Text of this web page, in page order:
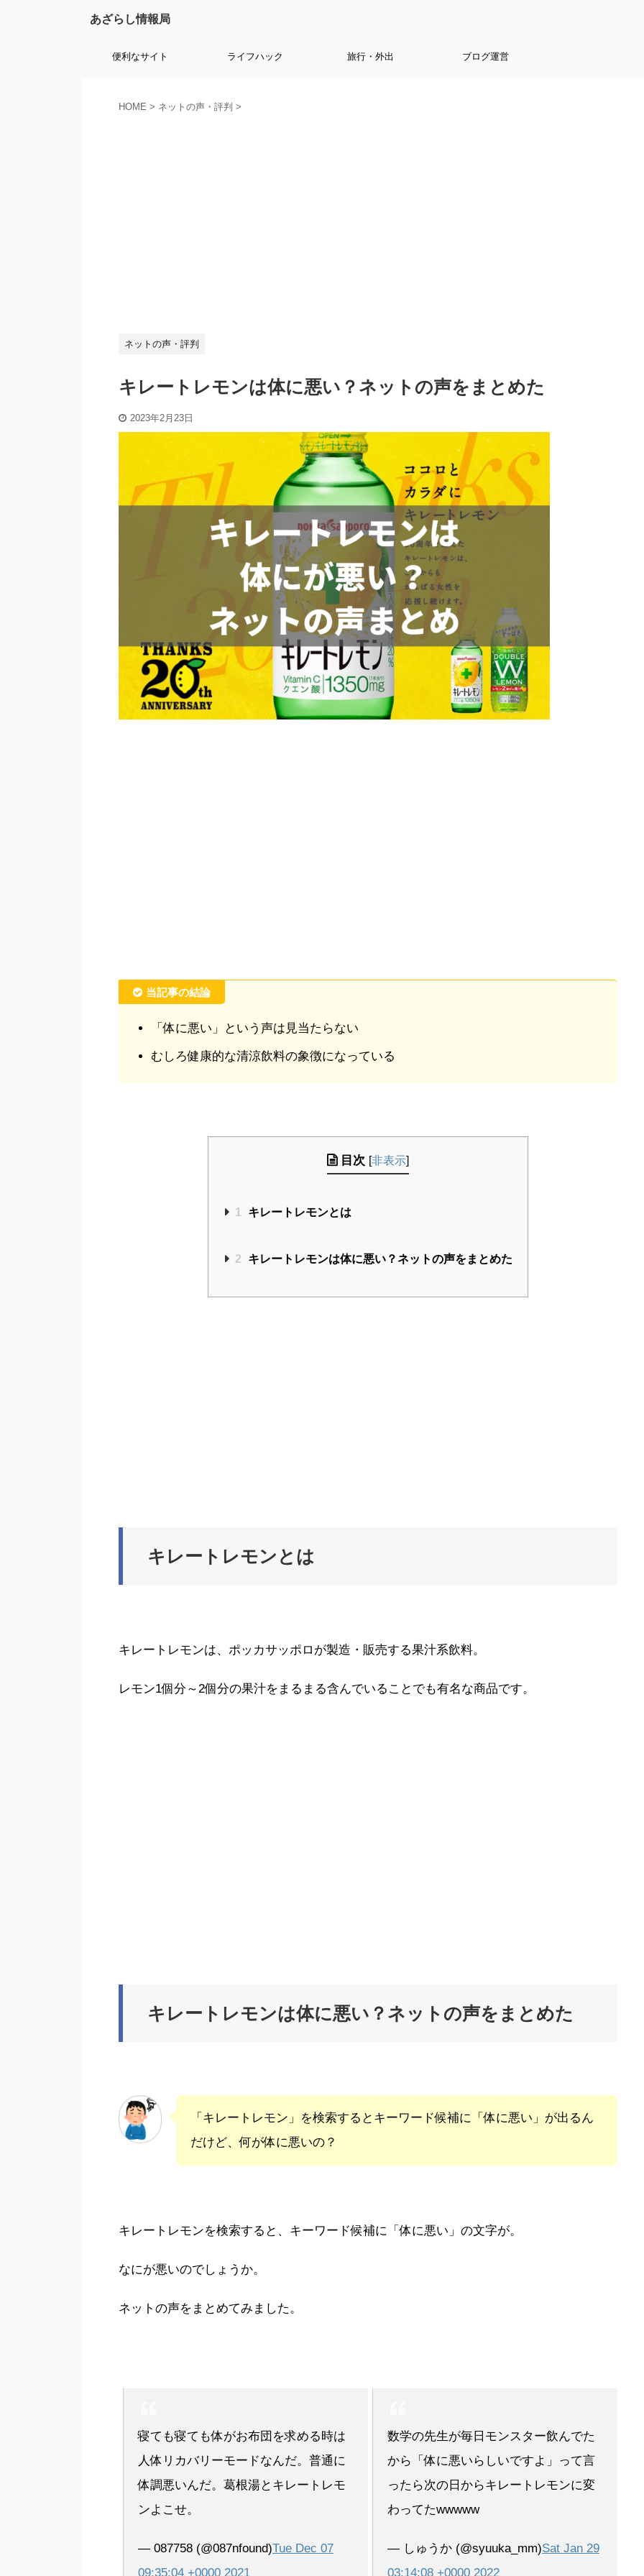
あざらし情報局
便利なサイト ライフハック 旅行・外出 ブログ運営
HOME > ネットの声・評判 >
ネットの声・評判
キレートレモンは体に悪い？ネットの声をまとめた
2023年2月23日
当記事の結論
「体に悪い」という声は見当たらない
むしろ健康的な清涼飲料の象徴になっている
目次 [非表示]
1 キレートレモンとは
2 キレートレモンは体に悪い？ネットの声をまとめた
キレートレモンとは
キレートレモンは、ポッカサッポロが製造・販売する果汁系飲料。
レモン1個分～2個分の果汁をまるまる含んでいることでも有名な商品です。
キレートレモンは体に悪い？ネットの声をまとめた
「キレートレモン」を検索するとキーワード候補に「体に悪い」が出るん
だけど、何が体に悪いの？
キレートレモンを検索すると、キーワード候補に「体に悪い」の文字が。
なにが悪いのでしょうか。
ネットの声をまとめてみました。
寝ても寝ても体がお布団を求める時は
人体リカバリーモードなんだ。普通に
体調悪いんだ。葛根湯とキレートレモ
ンよこせ。
— 087758 (@087nfound)Tue Dec 07
09:35:04 +0000 2021
数学の先生が毎日モンスター飲んでた
から「体に悪いらしいですよ」って言
ったら次の日からキレートレモンに変
わってたwwwww
— しゅうか (@syuuka_mm)Sat Jan 29
03:14:08 +0000 2022